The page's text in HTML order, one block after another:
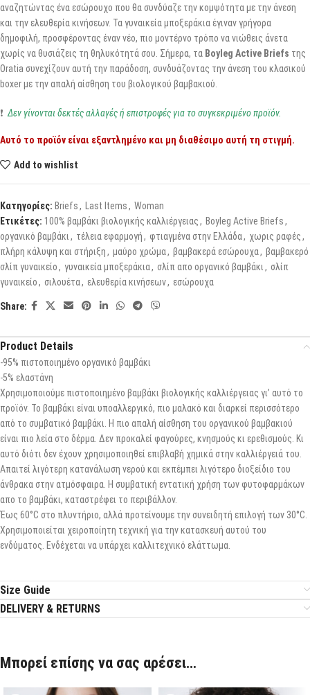
αναζητώντας ένα εσώρουχο που θα συνδύαζε την κομψότητα με την άνεση
και την ελευθερία κινήσεων. Τα γυναικεία μποξεράκια έγιναν γρήγορα
δημοφιλή, προσφέροντας έναν νέο, πιο μοντέρνο τρόπο να νιώθεις άνετα
χωρίς να θυσιάζεις τη θηλυκότητά σου. Σήμερα, τα Boyleg Active Briefs της
Oratia συνεχίζουν αυτή την παράδοση, συνδυάζοντας την άνεση του κλασικού
boxer με την απαλή αίσθηση του βιολογικού βαμβακιού.
❗ Δεν γίνονται δεκτές αλλαγές ή επιστροφές για το συγκεκριμένο προϊόν.
Αυτό το προϊόν είναι εξαντλημένο και μη διαθέσιμο αυτή τη στιγμή.
Add to wishlist
Κατηγορίες: Briefs, Last Items, Woman
Ετικέτες: 100% βαμβάκι βιολογικής καλλιέργειας, Boyleg Active Briefs,
οργανικό βαμβάκι, τέλεια εφαρμογή, φτιαγμένα στην Ελλάδα, χωρις ραφές,
πλήρη κάλυψη και στήριξη, μαύρο χρώμα, βαμβακερά εσώρουχα, βαμβακερό
σλίπ γυναικείο, γυναικεία μποξεράκια, σλίπ απο οργανικό βαμβάκι, σλίπ
γυναικείο, σιλουέτα, ελευθερία κινήσεων, εσώρουχα
Share:
Product Details
-95% πιστοποιημένο οργανικό βαμβάκι
-5% ελαστάνη
Χρησιμοποιούμε πιστοποιημένο βαμβάκι βιολογικής καλλιέργειας γι’ αυτό το
προϊόν. Το βαμβάκι είναι υποαλλεργικό, πιο μαλακό και διαρκεί περισσότερο
από το συμβατικό βαμβάκι. Η πιο απαλή αίσθηση του οργανικού βαμβακιού
είναι πιο λεία στο δέρμα. Δεν προκαλεί φαγούρες, κνησμούς κι ερεθισμούς. Κι
αυτό διότι δεν έχουν χρησιμοποιηθεί επιβλαβή χημικά στην καλλιέργειά του.
Απαιτεί λιγότερη κατανάλωση νερού και εκπέμπει λιγότερο διοξείδιο του
άνθρακα στην ατμόσφαιρα. Η συμβατική εντατική χρήση των φυτοφαρμάκων
απο το βαμβάκι, καταστρέφει το περιβάλλον.
Έως 60°C στο πλυντήριο, αλλά προτείνουμε την συνειδητή επιλογή των 30°C.
Χρησιμοποιείται χειροποίητη τεχνική για την κατασκευή αυτού του
ενδύματος. Ενδέχεται να υπάρχει καλλιτεχνικό ελάττωμα.
Size Guide
DELIVERY & RETURNS
Μπορεί επίσης να σας αρέσει…